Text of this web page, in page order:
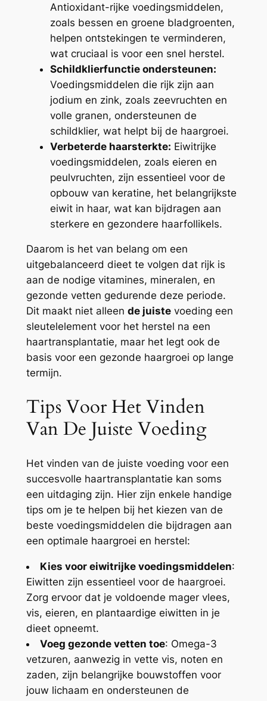
Antioxidant-rijke voedingsmiddelen,
zoals bessen en groene bladgroenten,
helpen ontstekingen te verminderen,
wat cruciaal is voor een snel herstel.
Schildklierfunctie ondersteunen:
Voedingsmiddelen die rijk zijn aan
jodium en zink, zoals zeevruchten en
volle granen, ondersteunen de
schildklier, wat helpt bij de haargroei.
Verbeterde haarsterkte: Eiwitrijke
voedingsmiddelen, zoals eieren en
peulvruchten, zijn essentieel voor de
opbouw van keratine, het belangrijkste
eiwit in haar, wat kan bijdragen aan
sterkere en gezondere haarfollikels.
Daarom is het van belang om een
uitgebalanceerd dieet te volgen dat rijk is
aan de nodige vitamines, mineralen, en
gezonde vetten gedurende deze periode.
Dit maakt niet alleen de juistevoeding een
sleutelelement voor het herstel na een
haartransplantatie, maar het legt ook de
basis voor een gezonde haargroei op lange
termijn.
Tips Voor Het Vinden
Van De Juiste Voeding
Het vinden van de juiste voeding voor een
succesvolle haartransplantatie kan soms
een uitdaging zijn. Hier zijn enkele handige
tips om je te helpen bij het kiezen van de
beste voedingsmiddelen die bijdragen aan
een optimale haargroei en herstel:
Kies voor eiwitrijke voedingsmiddelen:
Eiwitten zijn essentieel voor de haargroei.
Zorg ervoor dat je voldoende mager vlees,
vis, eieren, en plantaardige eiwitten in je
dieet opneemt.
Voeg gezonde vetten toe: Omega-3
vetzuren, aanwezig in vette vis, noten en
zaden, zijn belangrijke bouwstoffen voor
jouw lichaam en ondersteunen de